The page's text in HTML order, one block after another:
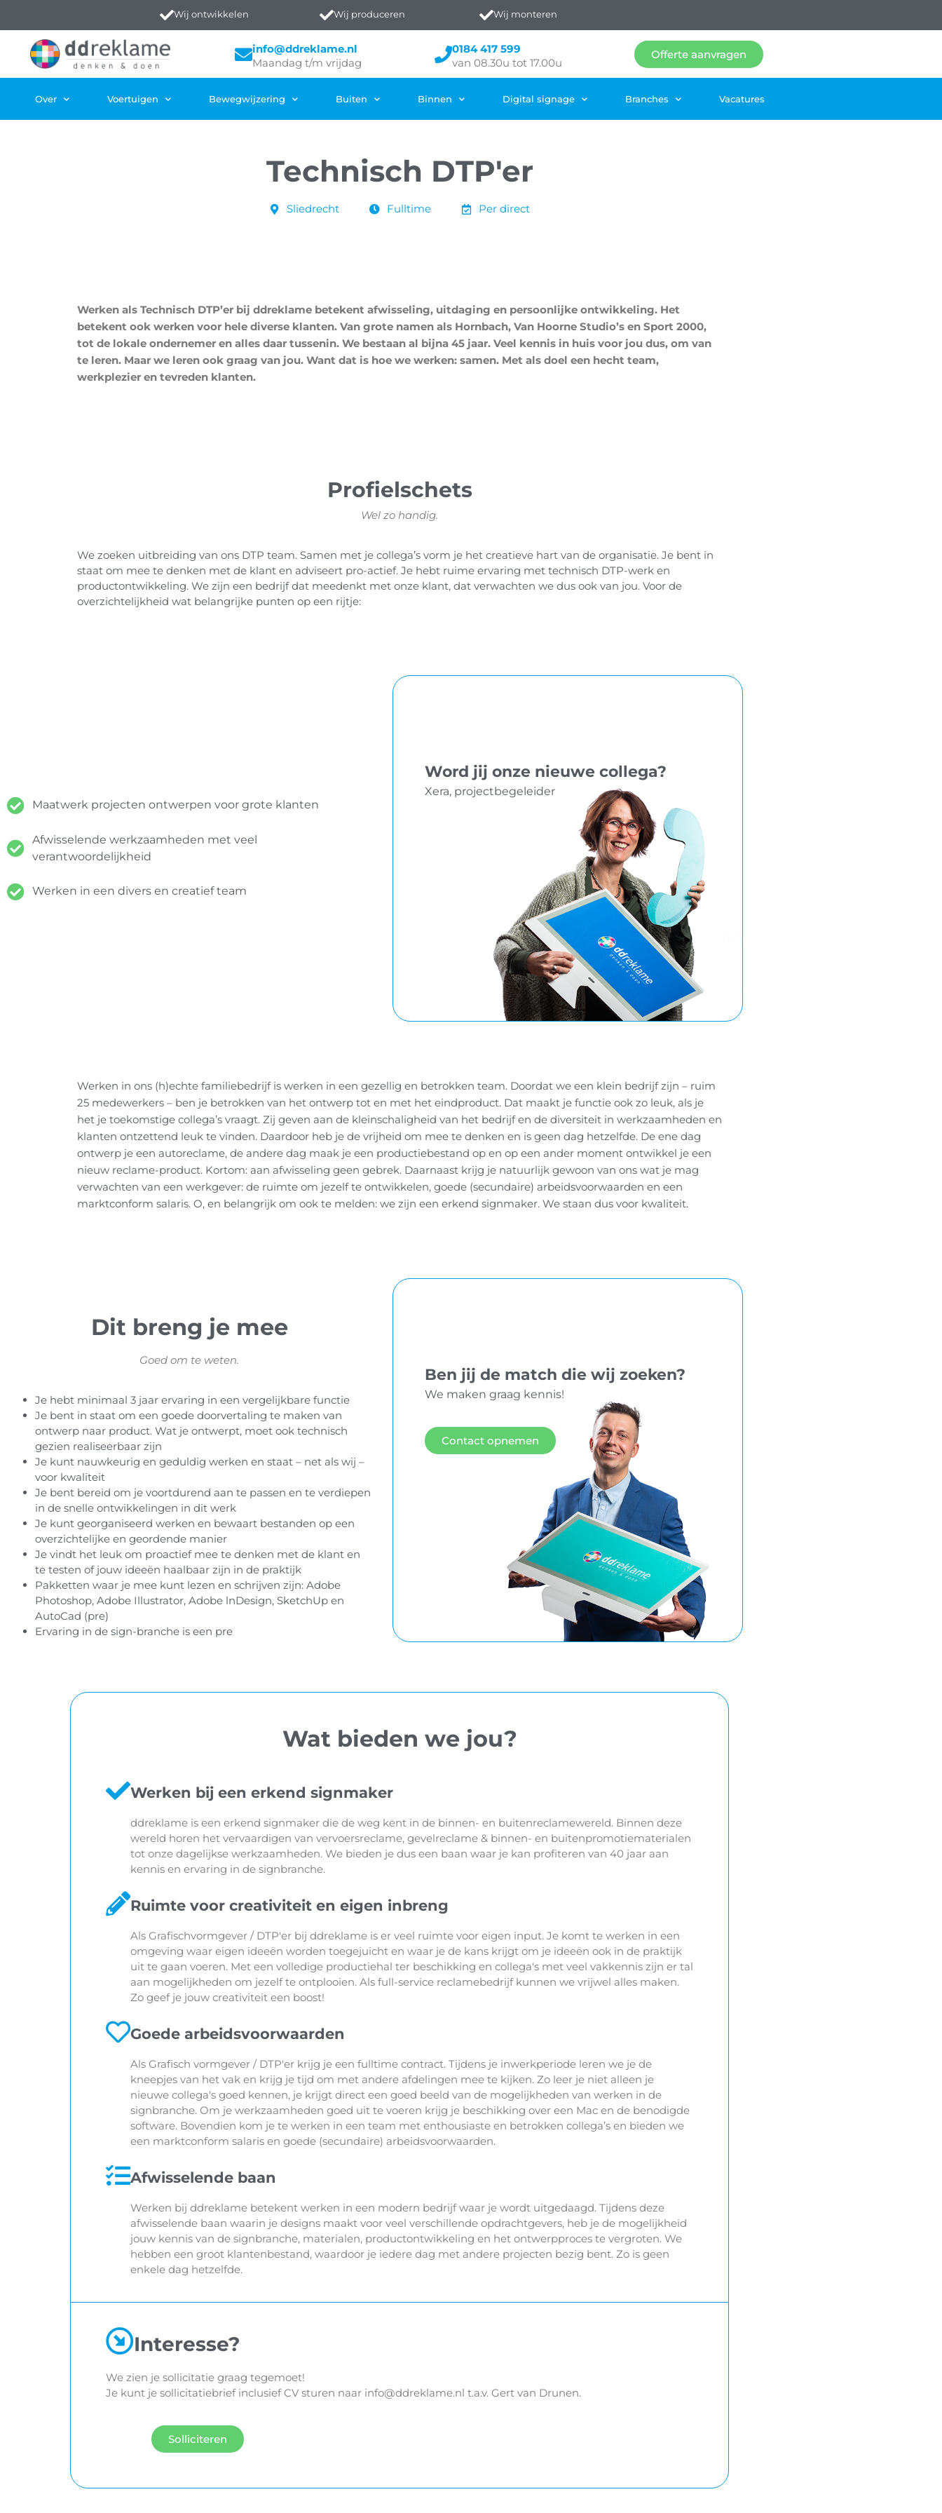
Wij ontwikkelen Wij produceren Wij monteren
info@ddreklame.nl
Maandag t/m vrijdag
0184 417 599
van 08.30u tot 17.00u
Offerte aanvragen
Over Voertuigen Bewegwijzering Buiten Binnen Digital signage Branches Vacatures
Technisch DTP'er
Sliedrecht Fulltime Per direct
Werken als Technisch DTP’er bij ddreklame betekent afwisseling, uitdaging en persoonlijke ontwikkeling. Het
betekent ook werken voor hele diverse klanten. Van grote namen als Hornbach, Van Hoorne Studio’s en Sport 2000,
tot de lokale ondernemer en alles daar tussenin. We bestaan al bijna 45 jaar. Veel kennis in huis voor jou dus, om van
te leren. Maar we leren ook graag van jou. Want dat is hoe we werken: samen. Met als doel een hecht team,
werkplezier en tevreden klanten.
Profielschets
Wel zo handig.
We zoeken uitbreiding van ons DTP team. Samen met je collega’s vorm je het creatieve hart van de organisatie. Je bent in
staat om mee te denken met de klant en adviseert pro-actief. Je hebt ruime ervaring met technisch DTP-werk en
productontwikkeling. We zijn een bedrijf dat meedenkt met onze klant, dat verwachten we dus ook van jou. Voor de
overzichtelijkheid wat belangrijke punten op een rijtje:
Maatwerk projecten ontwerpen voor grote klanten
Afwisselende werkzaamheden met veel
verantwoordelijkheid
Werken in een divers en creatief team
Word jij onze nieuwe collega?
Xera, projectbegeleider
Werken in ons (h)echte familiebedrijf is werken in een gezellig en betrokken team. Doordat we een klein bedrijf zijn – ruim
25 medewerkers – ben je betrokken van het ontwerp tot en met het eindproduct. Dat maakt je functie ook zo leuk, als je
het je toekomstige collega’s vraagt. Zij geven aan de kleinschaligheid van het bedrijf en de diversiteit in werkzaamheden en
klanten ontzettend leuk te vinden. Daardoor heb je de vrijheid om mee te denken en is geen dag hetzelfde. De ene dag
ontwerp je een autoreclame, de andere dag maak je een productiebestand op en op een ander moment ontwikkel je een
nieuw reclame-product. Kortom: aan afwisseling geen gebrek. Daarnaast krijg je natuurlijk gewoon van ons wat je mag
verwachten van een werkgever: de ruimte om jezelf te ontwikkelen, goede (secundaire) arbeidsvoorwaarden en een
marktconform salaris. O, en belangrijk om ook te melden: we zijn een erkend signmaker. We staan dus voor kwaliteit.
Dit breng je mee
Goed om te weten.
Je hebt minimaal 3 jaar ervaring in een vergelijkbare functie
Je bent in staat om een goede doorvertaling te maken van
ontwerp naar product. Wat je ontwerpt, moet ook technisch
gezien realiseerbaar zijn
Je kunt nauwkeurig en geduldig werken en staat – net als wij –
voor kwaliteit
Je bent bereid om je voortdurend aan te passen en te verdiepen
in de snelle ontwikkelingen in dit werk
Je kunt georganiseerd werken en bewaart bestanden op een
overzichtelijke en geordende manier
Je vindt het leuk om proactief mee te denken met de klant en
te testen of jouw ideeën haalbaar zijn in de praktijk
Pakketten waar je mee kunt lezen en schrijven zijn: Adobe
Photoshop, Adobe Illustrator, Adobe lnDesign, SketchUp en
AutoCad (pre)
Ervaring in de sign-branche is een pre
Ben jij de match die wij zoeken?
We maken graag kennis!
Contact opnemen
Wat bieden we jou?
Werken bij een erkend signmaker
ddreklame is een erkend signmaker die de weg kent in de binnen- en buitenreclamewereld. Binnen deze
wereld horen het vervaardigen van vervoersreclame, gevelreclame & binnen- en buitenpromotiematerialen
tot onze dagelijkse werkzaamheden. We bieden je dus een baan waar je kan profiteren van 40 jaar aan
kennis en ervaring in de signbranche.
Ruimte voor creativiteit en eigen inbreng
Als Grafischvormgever / DTP'er bij ddreklame is er veel ruimte voor eigen input. Je komt te werken in een
omgeving waar eigen ideeën worden toegejuicht en waar je de kans krijgt om je ideeën ook in de praktijk
uit te gaan voeren. Met een volledige productiehal ter beschikking en collega's met veel vakkennis zijn er tal
aan mogelijkheden om jezelf te ontplooien. Als full-service reclamebedrijf kunnen we vrijwel alles maken.
Zo geef je jouw creativiteit een boost!
Goede arbeidsvoorwaarden
Als Grafisch vormgever / DTP'er krijg je een fulltime contract. Tijdens je inwerkperiode leren we je de
kneepjes van het vak en krijg je tijd om met andere afdelingen mee te kijken. Zo leer je niet alleen je
nieuwe collega's goed kennen, je krijgt direct een goed beeld van de mogelijkheden van werken in de
signbranche. Om je werkzaamheden goed uit te voeren krijg je beschikking over een Mac en de benodigde
software. Bovendien kom je te werken in een team met enthousiaste en betrokken collega’s en bieden we
een marktconform salaris en goede (secundaire) arbeidsvoorwaarden.
Afwisselende baan
Werken bij ddreklame betekent werken in een modern bedrijf waar je wordt uitgedaagd. Tijdens deze
afwisselende baan waarin je designs maakt voor veel verschillende opdrachtgevers, heb je de mogelijkheid
jouw kennis van de signbranche, materialen, productontwikkeling en het ontwerpproces te vergroten. We
hebben een groot klantenbestand, waardoor je iedere dag met andere projecten bezig bent. Zo is geen
enkele dag hetzelfde.
Interesse?
We zien je sollicitatie graag tegemoet!
Je kunt je sollicitatiebrief inclusief CV sturen naar info@ddreklame.nl t.a.v. Gert van Drunen.
Solliciteren